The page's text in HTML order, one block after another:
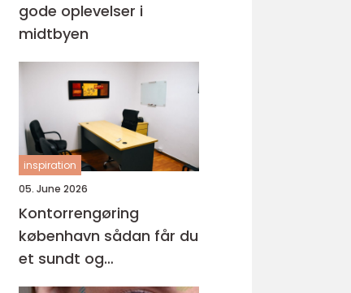
gode oplevelser i
midtbyen
inspiration
05. June 2026
Kontorrengøring
københavn sådan får du
et sundt og
professionelt